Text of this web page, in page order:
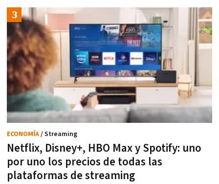
Netflix, Disney+, HBO Max y Spotify: uno
por uno los precios de todas las
plataformas de streaming
ECONOMÍA/ Streaming